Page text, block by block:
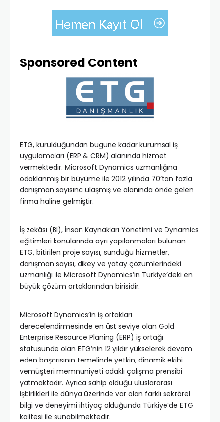
Sponsored Content
ETG, kurulduğundan bugüne kadar kurumsal iş
uygulamaları (ERP & CRM) alanında hizmet
vermektedir. Microsoft Dynamics uzmanlığına
odaklanmış bir büyüme ile 2012 yılında 70’tan fazla
danışman sayısına ulaşmış ve alanında önde gelen
firma haline gelmiştir.
İş zekâsı (BI), İnsan Kaynakları Yönetimi ve Dynamics
eğitimleri konularında ayrı yapılanmaları bulunan
ETG, bitirilen proje sayısı, sunduğu hizmetler,
danışman sayısı, dikey ve yatay çözümlerindeki
uzmanlığı ile Microsoft Dynamics’in Türkiye’deki en
büyük çözüm ortaklarından birisidir.
Microsoft Dynamics’in iş ortakları
derecelendirmesinde en üst seviye olan Gold
Enterprise Resource Planing (ERP) iş ortağı
statüsünde olan ETG’nin 12 yıldır yükselerek devam
eden başarısının temelinde yetkin, dinamik ekibi
vemüşteri memnuniyeti odaklı çalışma prensibi
yatmaktadır. Ayrıca sahip olduğu uluslararası
işbirlikleri ile dünya üzerinde var olan farklı sektörel
bilgi ve deneyimi ihtiyaç olduğunda Türkiye’de ETG
kalitesi ile sunabilmektedir.